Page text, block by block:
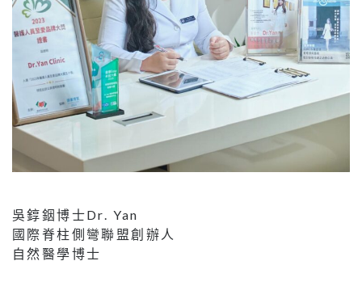
吳錞銦博士Dr. Yan
國際脊柱側彎聯盟創辦人
自然醫學博士